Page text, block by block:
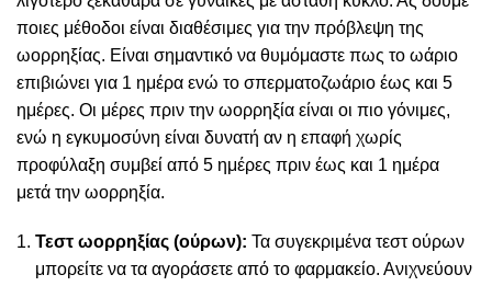
ποιες μέθοδοι είναι διαθέσιμες για την πρόβλεψη της
ωορρηξίας. Είναι σημαντικό να θυμόμαστε πως το ωάριο
επιβιώνει για 1 ημέρα ενώ το σπερματοζωάριο έως και 5
ημέρες. Οι μέρες πριν την ωορρηξία είναι οι πιο γόνιμες,
ενώ η εγκυμοσύνη είναι δυνατή αν η επαφή χωρίς
προφύλαξη συμβεί από 5 ημέρες πριν έως και 1 ημέρα
μετά την ωορρηξία.
Τεστ ωορρηξίας (ούρων): Τα συγεκριμένα τεστ ούρων
μπορείτε να τα αγοράσετε από το φαρμακείο. Ανιχνεύουν